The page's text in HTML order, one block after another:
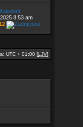
8:53 am
UTC + 01:00 [LJV]